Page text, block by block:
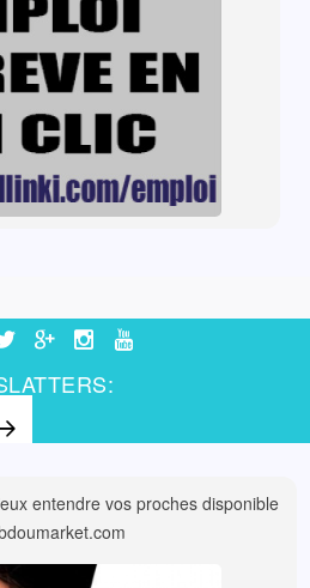
entendre vos proches disponible